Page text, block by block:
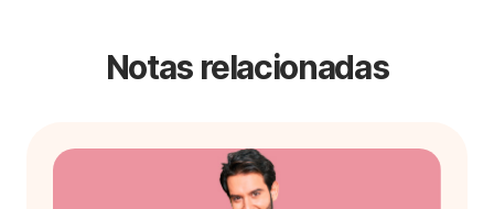
Notas relacionadas